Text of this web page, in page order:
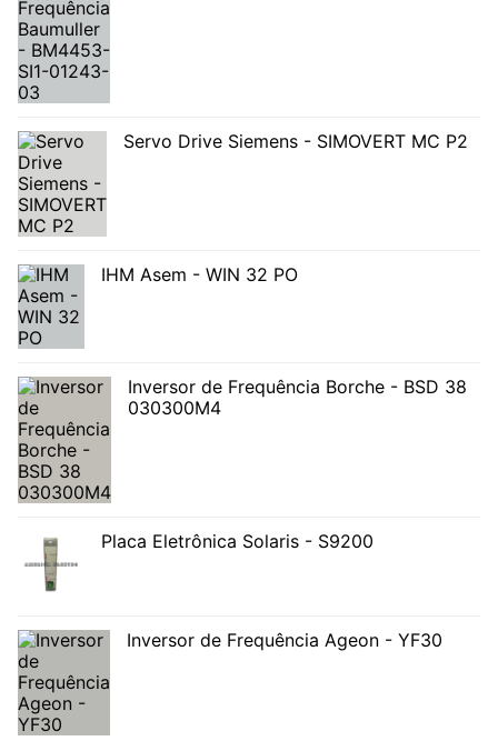
Servo Drive Siemens - SIMOVERT MC P2
IHM Asem - WIN 32 PO
Inversor de Frequência Borche - BSD 38
030300M4
Placa Eletrônica Solaris - S9200
Inversor de Frequência Ageon - YF30